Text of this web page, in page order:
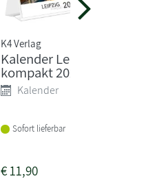
K4 Verlag
Kalender Leipzig
kompakt 2027
Kalender
Sofort lieferbar
€11,90